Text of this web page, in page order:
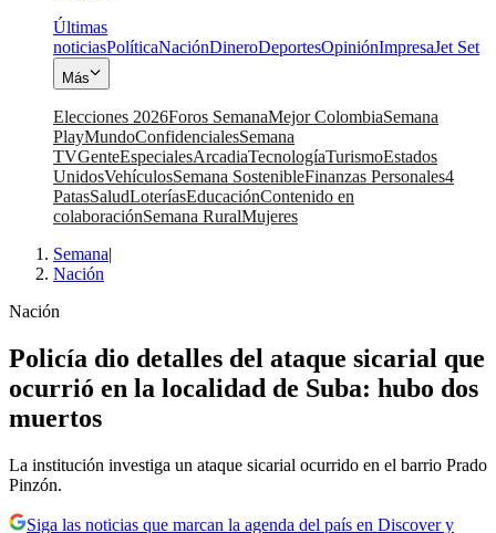
Últimas
noticiasPolíticaNaciónDineroDeportesOpiniónImpresaJet Set
Más
Elecciones 2026Foros SemanaMejor ColombiaSemana
PlayMundoConfidencialesSemana
TVGenteEspecialesArcadiaTecnologíaTurismoEstados
UnidosVehículosSemana SostenibleFinanzas Personales4
PatasSaludLoteríasEducaciónContenido en
colaboraciónSemana RuralMujeres
Semana|
Nación
Nación
Policía dio detalles del ataque sicarial que
ocurrió en la localidad de Suba: hubo dos
muertos
La institución investiga un ataque sicarial ocurrido en el barrio Prado
Pinzón.
Siga las noticias que marcan la agenda del país en Discover y